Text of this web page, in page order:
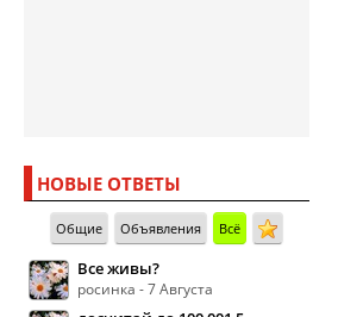
НОВЫЕ ОТВЕТЫ
Общие Объявления Всё
Все живы?
росинка - 7 Августа